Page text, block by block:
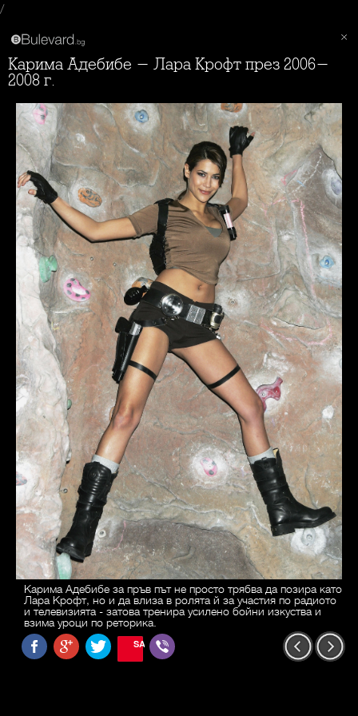
/
Карима Адебибе - Лара Крофт през 2006-
2008 г.
Карима Адебибе за пръв път не просто трябва да позира като
Лара Крофт, но и да влиза в ролята й за участия по радиото
и телевизията - затова тренира усилено бойни изкуства и
взима уроци по реторика.
SAVE